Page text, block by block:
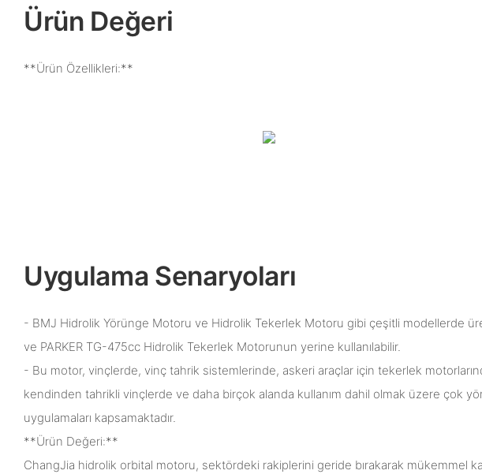
Ürün Değeri
**Ürün Özellikleri:**
Uygulama Senaryoları
- BMJ Hidrolik Yörünge Motoru ve Hidrolik Tekerlek Motoru gibi çeşitli modellerde
ve PARKER TG-475cc Hidrolik Tekerlek Motorunun yerine kullanılabilir.
- Bu motor, vinçlerde, vinç tahrik sistemlerinde, askeri araçlar için tekerlek
kendinden tahrikli vinçlerde ve daha birçok alanda kullanım dahil olmak üzere çok
uygulamaları kapsamaktadır.
**Ürün Değeri:**
ChangJia hidrolik orbital motoru, sektördeki rakiplerini geride bırakarak mükemmel